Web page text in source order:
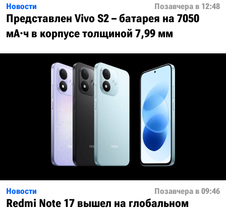
Новости Позавчера в 12:48
Представлен Vivo S2 – батарея на 7050
мА·ч в корпусе толщиной 7,99 мм
Новости Позавчера в 09:46
Redmi Note 17 вышел на глобальном